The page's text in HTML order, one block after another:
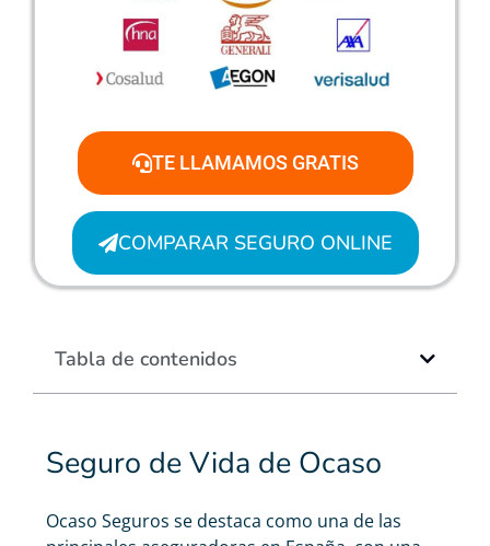
Seguro de Vida de Ocaso
Ocaso Seguros se destaca como una de las
TE LLAMAMOS GRATIS
COMPARAR SEGURO ONLINE
Tabla de contenidos